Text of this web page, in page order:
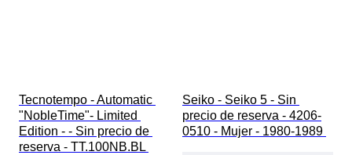
Tecnotempo - Automatic
"NobleTime"- Limited
Edition - - Sin precio de
reserva - TT.100NB.BL
Seiko - Seiko 5 - Sin
precio de reserva - 4206-
0510 - Mujer - 1980-1989